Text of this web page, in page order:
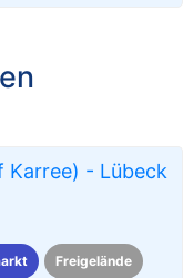
Karree) - Lübeck
Freigelände